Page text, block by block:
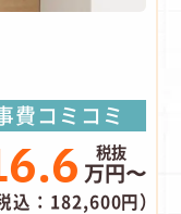
費コミコミ
万円〜
込：182,600円）